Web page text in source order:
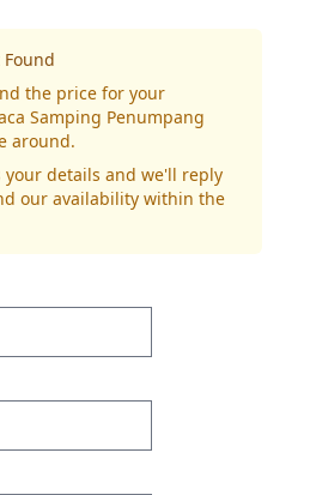
Found
the price for your
Samping Penumpang
around.
your details and we'll reply
our availability within the